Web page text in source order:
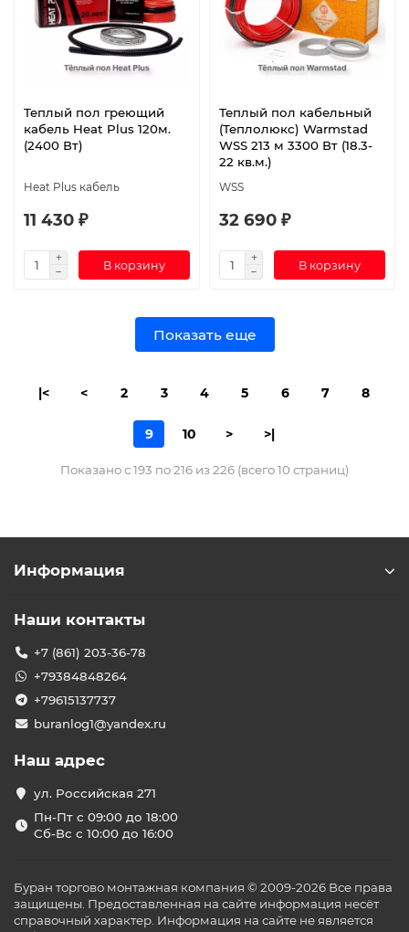
Теплый пол греющий
кабель Heat Plus 120м.
(2400 Вт)
Heat Plus кабель
11 430 ₽
В корзину
Теплый пол кабельный
(Теплолюкс) Warmstad
WSS 213 м 3300 Вт (18.3-
22 кв.м.)
WSS
32 690 ₽
В корзину
Показать еще
|< < 2 3 4 5 6 7 8
9 10 > >|
Показано с 193 по 216 из 226 (всего 10 страниц)
Информация
Наши контакты
+7 (861) 203-36-78
+79384848264
+79615137737
buranlog1@yandex.ru
Наш адрес
ул. Российская 271
Пн-Пт с 09:00 до 18:00
Сб-Вс с 10:00 до 16:00
Буран торгово монтажная компания © 2009-2026 Все права
защищены. Предоставленная на сайте информация несёт
справочный характер. Информация на сайте не является